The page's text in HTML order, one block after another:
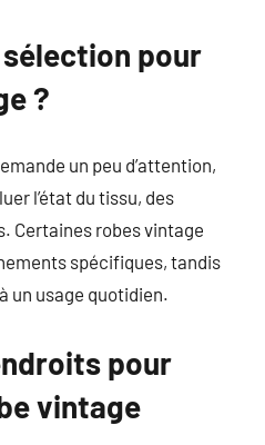
pour
?
un peu d’attention,
l’état du tissu, des
Certaines robes vintage
spécifiques, tandis
un usage quotidien.
pour
vintage